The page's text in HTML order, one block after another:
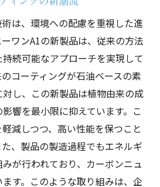
コーティングの選択肢
ーティングの関係
ィングがもたらすエコメリッ
品選びのポイント
環境配慮型コーティングの秘
製品で実現する持続可能性
える日常—エーワンA1のソリ
は、環境への配慮を重視した進
ワンA1の新製品は、従来の方法
続可能なアプローチを実現して
コーティングが石油ベースの素
し、この新製品は植物由来の成
響を最小限に抑えています。こ
減しつつ、高い性能を保つこと
、製品の製造過程でもエネルギ
が行われており、カーボンニュ
す。このような取り組みは、企